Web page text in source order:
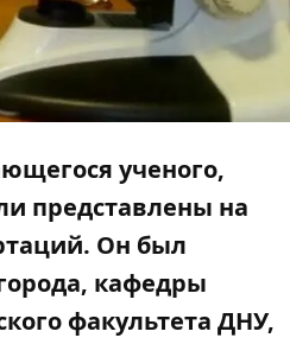
ученого,
представлены на
Он был
кафедры
факультета ДНУ,